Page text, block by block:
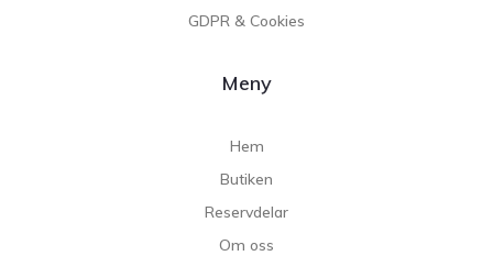
GDPR & Cookies
Meny
Hem
Butiken
Reservdelar
Om oss